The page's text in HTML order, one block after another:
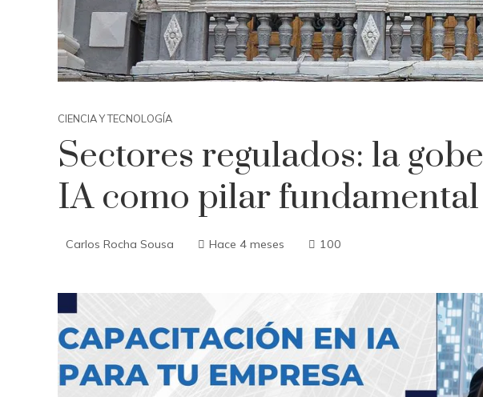
CIENCIA Y TECNOLOGÍA
Sectores regulados: la
IA como pilar fundamental
Carlos Rocha Sousa Hace 4 meses 100